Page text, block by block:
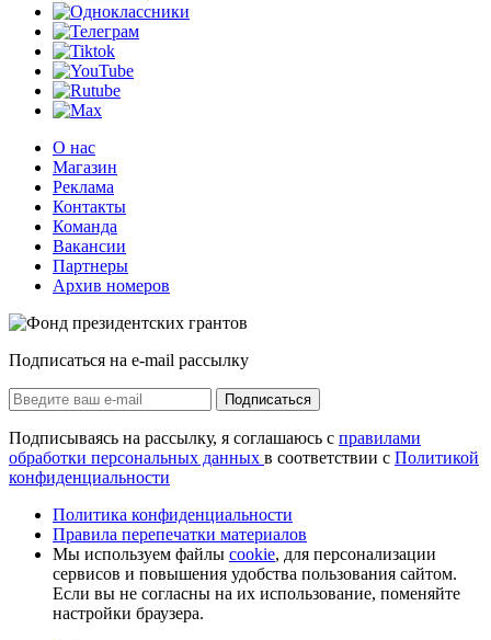
О нас
Магазин
Реклама
Контакты
Команда
Вакансии
Партнеры
Архив номеров
Подписаться на e-mail рассылку
Подписаться
Подписываясь на рассылку, я соглашаюсь с правилами
обработки персональных данных в соответствии с Политикой
конфиденциальности
Политика конфиденциальности
Правила перепечатки материалов
Мы используем файлы cookie, для персонализации
сервисов и повышения удобства пользования сайтом.
Если вы не согласны на их использование, поменяйте
настройки браузера.